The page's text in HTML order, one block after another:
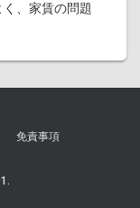
、家賃の問題
免責事項